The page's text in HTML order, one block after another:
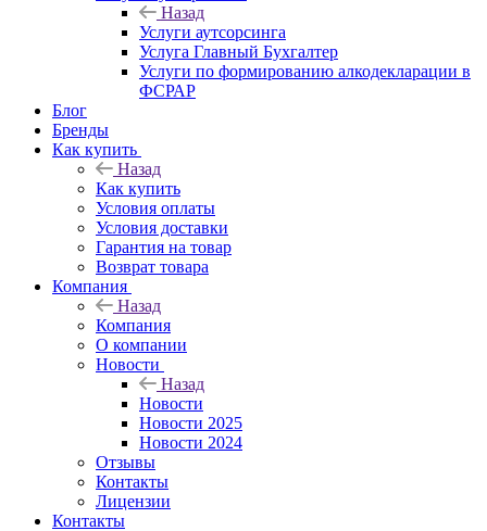
Назад
Услуги аутсорсинга
Услуга Главный Бухгалтер
Услуги по формированию алкодекларации в
ФСРАР
Блог
Бренды
Как купить
Назад
Как купить
Условия оплаты
Условия доставки
Гарантия на товар
Возврат товара
Компания
Назад
Компания
О компании
Новости
Назад
Новости
Новости 2025
Новости 2024
Отзывы
Контакты
Лицензии
Контакты